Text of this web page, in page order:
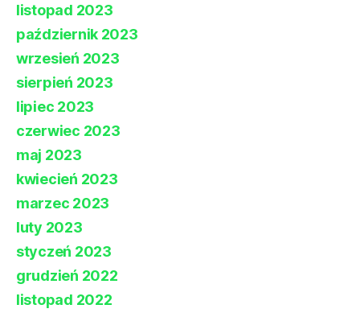
listopad 2023
październik 2023
wrzesień 2023
sierpień 2023
lipiec 2023
czerwiec 2023
maj 2023
kwiecień 2023
marzec 2023
luty 2023
styczeń 2023
grudzień 2022
listopad 2022